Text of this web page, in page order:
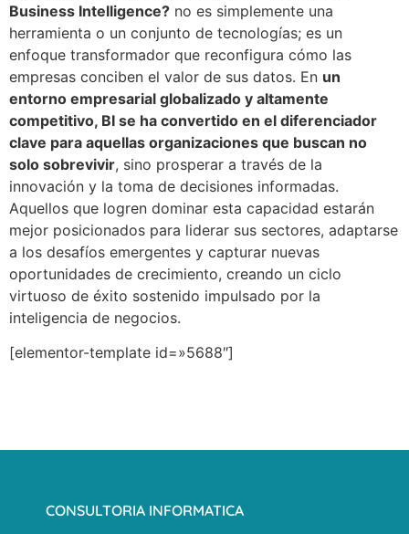
Business Intelligence? no es simplemente una
herramienta o un conjunto de tecnologías; es un
enfoque transformador que reconfigura cómo las
empresas conciben el valor de sus datos. En un
entorno empresarial globalizado y altamente
competitivo, BI se ha convertido en el diferenciador
clave para aquellas organizaciones que buscan no
solo sobrevivir, sino prosperar a través de la
innovación y la toma de decisiones informadas.
Aquellos que logren dominar esta capacidad estarán
mejor posicionados para liderar sus sectores, adaptarse
a los desafíos emergentes y capturar nuevas
oportunidades de crecimiento, creando un ciclo
virtuoso de éxito sostenido impulsado por la
inteligencia de negocios.
[elementor-template id=»5688″]
CONSULTORIA INFORMATICA